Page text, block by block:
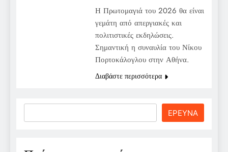
Η Πρωτομαγιά του 2026 θα είναι
γεμάτη από απεργιακές και
πολιτιστικές εκδηλώσεις.
Σημαντική η συναυλία του Νίκου
Πορτοκάλογλου στην Αθήνα.
Διαβάστε περισσότερα
ΕΡΕΥΝΑ